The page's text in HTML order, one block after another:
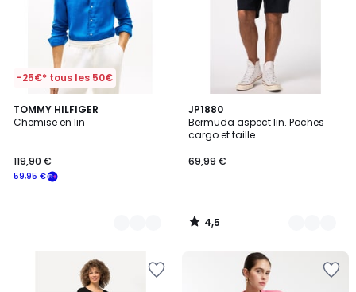
-25€* tous les 50€
TOMMY HILFIGER
Chemise en lin
59,95 €
119,90 €
5
Couleurs
JP1880
Bermuda aspect lin. Poches
cargo et taille
69,99 €
4,5
/ 5
3
Couleurs
4,5
/